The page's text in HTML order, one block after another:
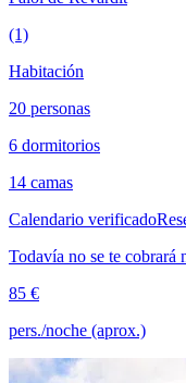
(1)
Habitación
20 personas
6 dormitorios
14 camas
Calendario verificado
Todavía no se te cobrará
85 €
pers./noche (aprox.)